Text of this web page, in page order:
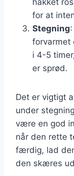
for at
Stegning
forvarmet
i 4-5
er sprød.
Det er vigtigt
under
være en god
når den rette
færdig, lad
den skæres